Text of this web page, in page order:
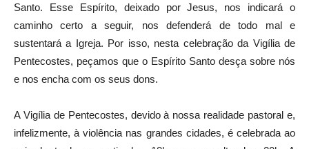
Santo. Esse Espírito, deixado por Jesus, nos indicará o
caminho certo a seguir, nos defenderá de todo mal e
sustentará a Igreja. Por isso, nesta celebração da Vigília de
Pentecostes, peçamos que o Espírito Santo desça sobre nós
e nos encha com os seus dons.
A Vigília de Pentecostes, devido à nossa realidade pastoral e,
infelizmente, à violência nas grandes cidades, é celebrada ao